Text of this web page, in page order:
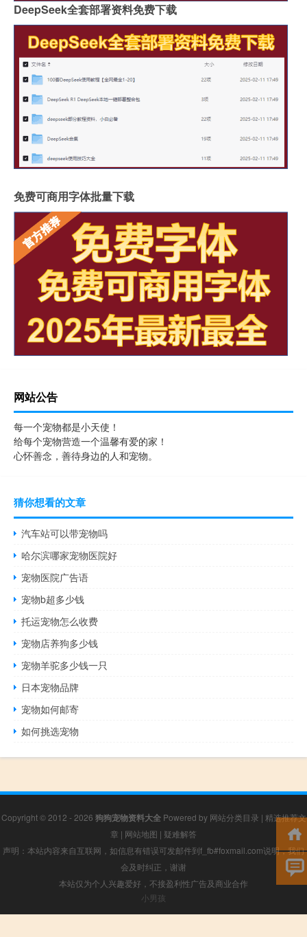
DeepSeek全套部署资料免费下载
免费可商用字体批量下载
网站公告
每一个宠物都是小天使！
给每个宠物营造一个温馨有爱的家！
心怀善念，善待身边的人和宠物。
猜你想看的文章
汽车站可以带宠物吗
哈尔滨哪家宠物医院好
宠物医院广告语
宠物b超多少钱
托运宠物怎么收费
宠物店养狗多少钱
宠物羊驼多少钱一只
日本宠物品牌
宠物如何邮寄
如何挑选宠物
Copyright © 2012 - 2026 狗狗宠物资料大全Powered by 网站分类目录 | 精选推荐文
章 | 网站地图 | 疑难解答
声明：本站内容来自互联网，如信息有错误可发邮件到f_fb#foxmail.com说明，我们
会及时纠正，谢谢
本站仅为个人兴趣爱好，不接盈利性广告及商业合作
小男孩